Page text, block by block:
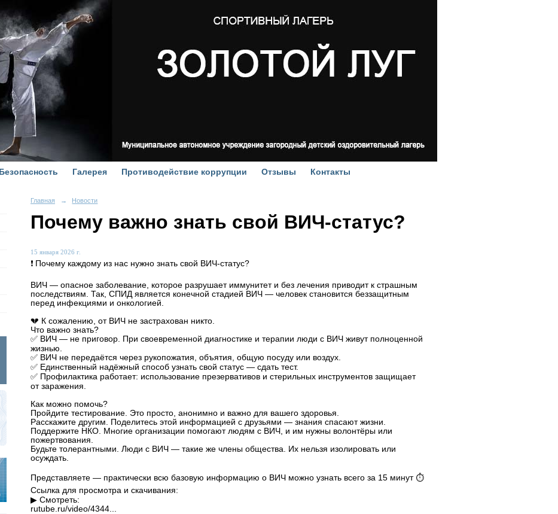
Безопасность Галерея Противодействие коррупции Отзывы Контакты
Главная → Новости
Почему важно знать свой ВИЧ-статус?
15 января 2026 г.
❗️ Почему каждому из нас нужно знать свой ВИЧ-статус?
ВИЧ — опасное заболевание, которое разрушает иммунитет и без лечения приводит к страшным
последствиям. Так, СПИД является конечной стадией ВИЧ — человек становится беззащитным
перед инфекциями и онкологией.
💔 К сожалению, от ВИЧ не застрахован никто.
Что важно знать?
✅ ВИЧ — не приговор. При своевременной диагностике и терапии люди с ВИЧ живут полноценной
жизнью.
✅ ВИЧ не передаётся через рукопожатия, объятия, общую посуду или воздух.
✅ Единственный надёжный способ узнать свой статус — сдать тест.
✅ Профилактика работает: использование презервативов и стерильных инструментов защищает
от заражения.
Как можно помочь?
Пройдите тестирование. Это просто, анонимно и важно для вашего здоровья.
Расскажите другим. Поделитесь этой информацией с друзьями — знания спасают жизни.
Поддержите НКО. Многие организации помогают людям с ВИЧ, и им нужны волонтёры или
пожертвования.
Будьте толерантными. Люди с ВИЧ — такие же члены общества. Их нельзя изолировать или
осуждать.
Представляете — практически всю базовую информацию о ВИЧ можно узнать всего за 15 минут ⏱
Ссылка для просмотра и скачивания:
▶ Смотреть:
rutube.ru/video/4344...